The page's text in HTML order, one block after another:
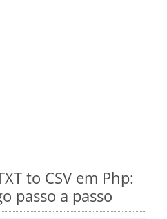
to CSV em Php:
passo a passo